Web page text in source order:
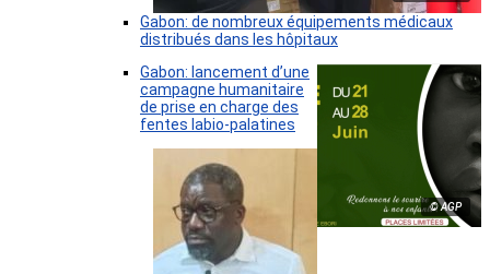
Gabon: de nombreux équipements médicaux
distribués dans les hôpitaux
© AGP
Gabon: lancement d’une
campagne humanitaire
de prise en charge des
fentes labio-palatines